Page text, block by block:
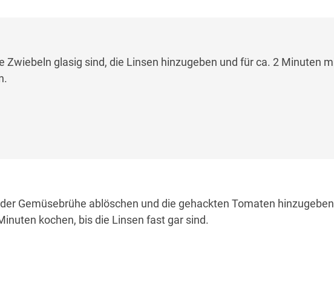
Zwiebeln glasig sind, die Linsen hinzugeben und für ca. 2 Minuten
Gemüsebrühe ablöschen und die gehackten Tomaten
kochen, bis die Linsen fast gar sind.